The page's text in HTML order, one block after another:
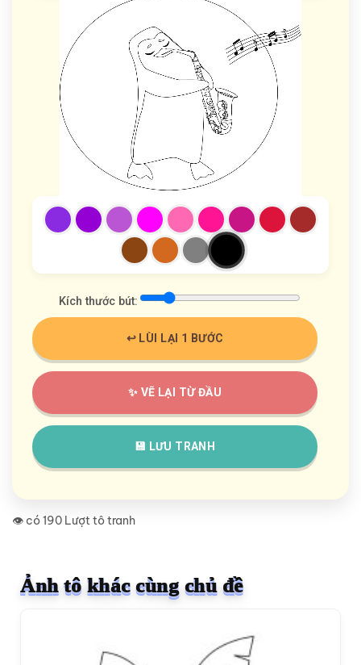
Kích thước bút:
↩️ LÙI LẠI 1 BƯỚC
✨ VẼ LẠI TỪ ĐẦU
💾 LƯU TRANH
👁️ có 190 Lượt tô tranh
Ảnh tô khác cùng chủ đề